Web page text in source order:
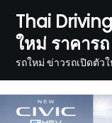
content
Thai
ใหม่ ราคารถ
รถใหม่ ข่าวรถเปิดตัว